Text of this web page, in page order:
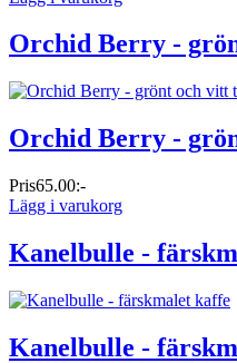
Orchid Berry -
Orchid Berry -
Pris65.00:-
Lägg i varukorg
Kanelbulle -
Kanelbulle -